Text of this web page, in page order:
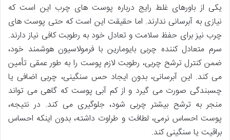
یکی از باورهای غلط رایج درباره پوست های چرب این است که
نیازی به آبرسانی ندارند. اما حقیقت این است که حتی پوست های
چرب نیز برای حفظ سلامت و تعادل خود به رطوبت کافی نیاز دارند.
سرم متعادل کننده چربی بایومارین با فرمولاسیون هوشمند خود،
ضمن کنترل ترشح چربی، رطوبت لازم پوست را به طور عمقی تأمین
می کند. این آبرسانی، بدون ایجاد حس سنگینی، چربی اضافی یا
چسبندگی صورت می گیرد و از کم آبی پوست که گاهی می تواند
منجر به ترشح بیشتر چربی شود، جلوگیری می کند. در نتیجه،
پوست احساس نرمی، لطافت و طراوت داشته، بدون اینکه احساس
براقیت یا سنگینی کند.